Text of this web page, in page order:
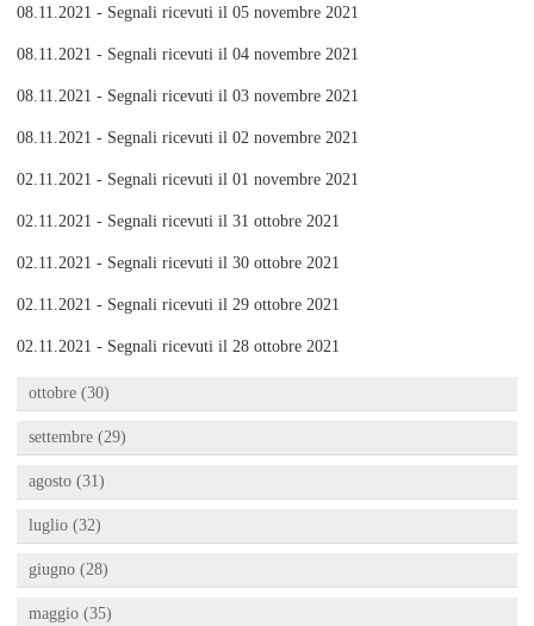
08.11.2021 - Segnali ricevuti il 05 novembre 2021
08.11.2021 - Segnali ricevuti il 04 novembre 2021
08.11.2021 - Segnali ricevuti il 03 novembre 2021
08.11.2021 - Segnali ricevuti il 02 novembre 2021
02.11.2021 - Segnali ricevuti il 01 novembre 2021
02.11.2021 - Segnali ricevuti il 31 ottobre 2021
02.11.2021 - Segnali ricevuti il 30 ottobre 2021
02.11.2021 - Segnali ricevuti il 29 ottobre 2021
02.11.2021 - Segnali ricevuti il 28 ottobre 2021
ottobre (30)
settembre (29)
agosto (31)
luglio (32)
giugno (28)
maggio (35)